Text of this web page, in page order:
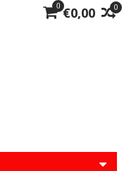
0
0 €0,00